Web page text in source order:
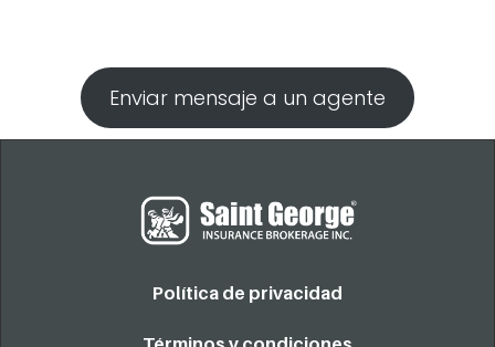
Enviar mensaje a un agente
Política de privacidad